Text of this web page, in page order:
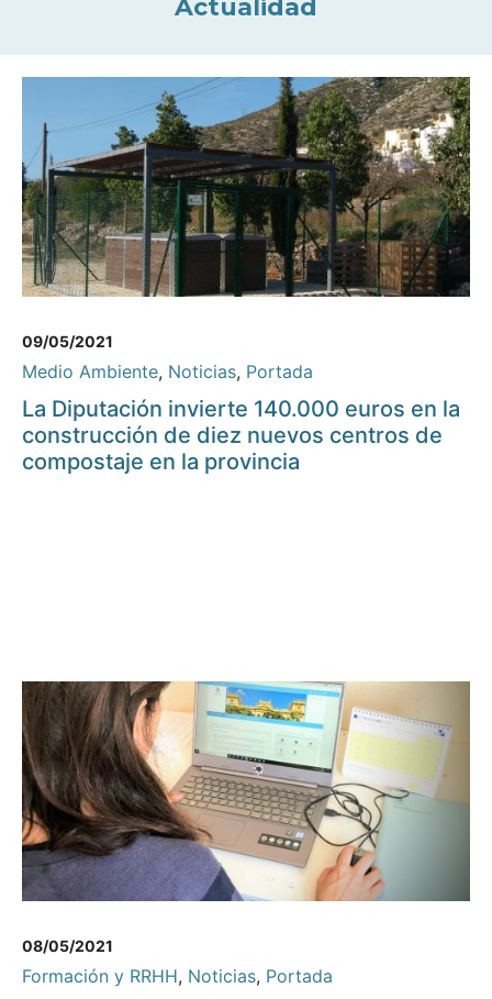
Actualidad
09/05/2021
Medio Ambiente, Noticias, Portada
La Diputación invierte 140.000 euros en la
construcción de diez nuevos centros de
compostaje en la provincia
08/05/2021
Formación y RRHH, Noticias, Portada